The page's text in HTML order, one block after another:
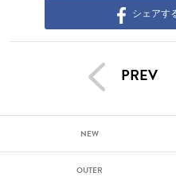
シェアす
PREV
NEW
OUTER